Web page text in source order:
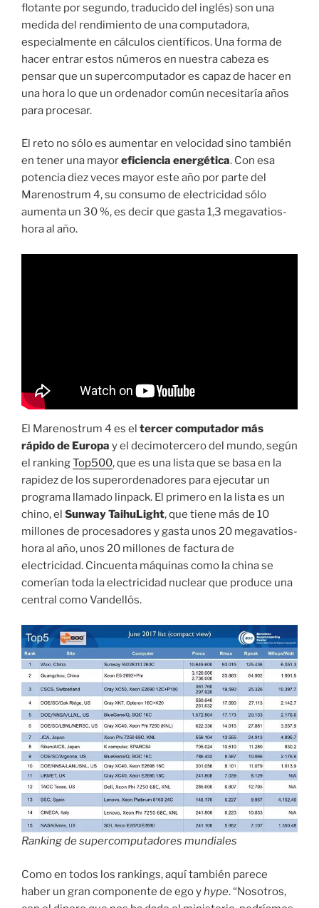
flotante por segundo, traducido del inglés) son una
medida del rendimiento de una computadora,
especialmente en cálculos científicos. Una forma de
hacer entrar estos números en nuestra cabeza es
pensar que un supercomputador es capaz de hacer en
una hora lo que un ordenador común necesitaría años
para procesar.
El reto no sólo es aumentar en velocidad sino también
en tener una mayoreficiencia energética. Con esa
potencia diez veces mayor este año por parte del
Marenostrum 4, su consumo de electricidad sólo
aumenta un 30 %, es decir que gasta 1,3 megavatios-
hora al año.
El Marenostrum 4 es el tercer computador más
rápido de Europa y el decimotercero del mundo, según
el rankingTop500, que es una lista que se basa en la
rapidez de los superordenadores para ejecutar un
programa llamado linpack. El primero en la lista es un
chino, el Sunway TaihuLight, que tiene más de 10
millones de procesadores y gasta unos 20 megavatios-
hora al año, unos 20 millones de factura de
electricidad. Cincuenta máquinas como la china se
comerían toda la electricidad nuclear que produce una
central como Vandellós.
Ranking de supercomputadores mundiales
Como en todos los rankings, aquí también parece
haber un gran componente de ego yhype. “Nosotros,